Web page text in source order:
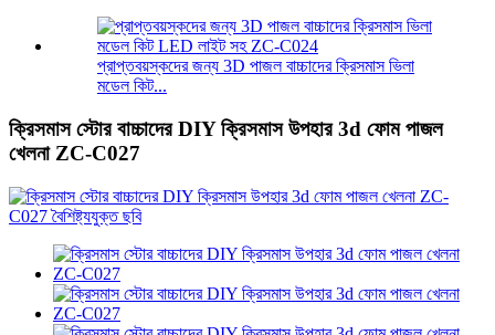
প্রাপ্তবয়স্কদের জন্য 3D পাজল বাচ্চাদের ক্রিসমাস ভিলা
মডেল কিট...
ক্রিসমাস স্টোর বাচ্চাদের DIY ক্রিসমাস উপহার 3d ফোম পাজল
খেলনা ZC-C027